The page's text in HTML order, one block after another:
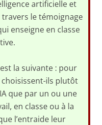
artificielle et
travers le témoignage
enseigne en classe
la suivante : pour
choisissent-ils plutôt
que par un ou une
en classe ou à la
l’entraide leur